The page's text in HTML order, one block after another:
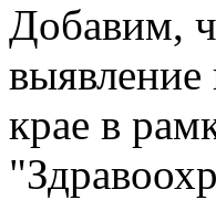
Добавим,
выявление
крае в